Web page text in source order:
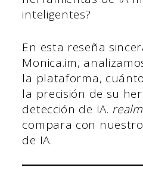
inteligentes?
En esta reseña
Monica.im,
la plataforma,
la precisión de su
detección de IA.
compara con
de IA.